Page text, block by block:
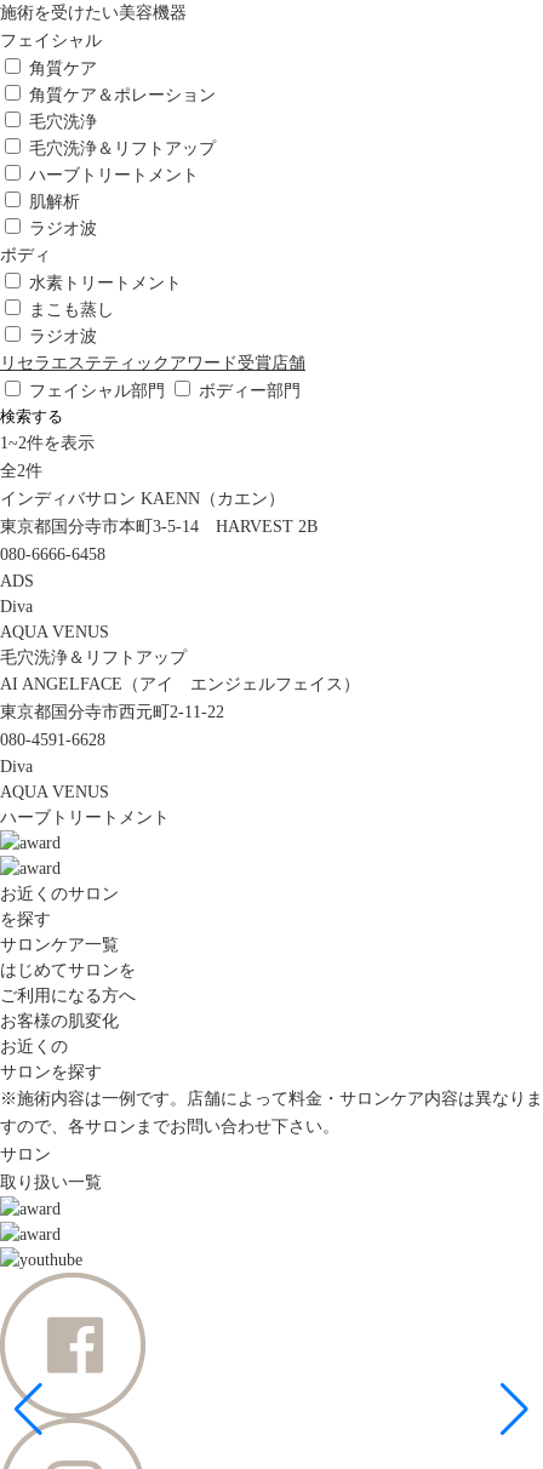
施術を受けたい美容機器
フェイシャル
角質ケア
角質ケア＆ポレーション
毛穴洗浄
毛穴洗浄＆リフトアップ
ハーブトリートメント
肌解析
ラジオ波
ボディ
水素トリートメント
まこも蒸し
ラジオ波
リセラエステティックアワード受賞店舗
フェイシャル部門
ボディー部門
検索する
1~2件を表示
全2件
インディバサロン KAENN（カエン）
東京都国分寺市本町3-5-14 HARVEST 2B
080-6666-6458
ADS
Diva
AQUA VENUS
毛穴洗浄＆リフトアップ
AI ANGELFACE（アイ エンジェルフェイス）
東京都国分寺市西元町2-11-22
080-4591-6628
Diva
AQUA VENUS
ハーブトリートメント
お近くのサロン
を探す
サロンケア一覧
はじめてサロンを
ご利用になる方へ
お客様の肌変化
お近くの
サロンを探す
※施術内容は一例です。店舗によって料金・サロンケア内容は異なりま
すので、各サロンまでお問い合わせ下さい。
サロン
取り扱い一覧